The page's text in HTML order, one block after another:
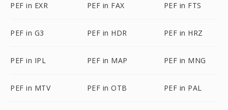
PEF in EXR PEF in FAX PEF in FTS
PEF in G3 PEF in HDR PEF in HRZ
PEF in IPL PEF in MAP PEF in MNG
PEF in MTV PEF in OTB PEF in PAL